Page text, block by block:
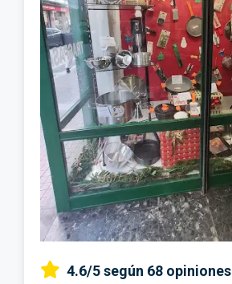
4.6/5según 68 opiniones